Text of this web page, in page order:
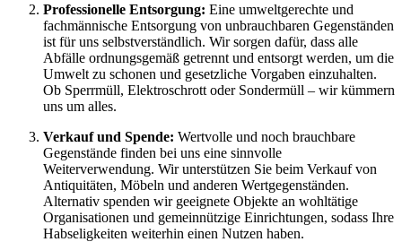
Professionelle Entsorgung: Eine umweltgerechte und
fachmännische Entsorgung von unbrauchbaren Gegenständen
ist für uns selbstverständlich. Wir sorgen dafür, dass alle
Abfälle ordnungsgemäß getrennt und entsorgt werden, um die
Umwelt zu schonen und gesetzliche Vorgaben einzuhalten.
Ob Sperrmüll, Elektroschrott oder Sondermüll – wir kümmern
uns um alles.
Verkauf und Spende: Wertvolle und noch brauchbare
Gegenstände finden bei uns eine sinnvolle
Weiterverwendung. Wir unterstützen Sie beim Verkauf von
Antiquitäten, Möbeln und anderen Wertgegenständen.
Alternativ spenden wir geeignete Objekte an wohltätige
Organisationen und gemeinnützige Einrichtungen, sodass Ihre
Habseligkeiten weiterhin einen Nutzen haben.